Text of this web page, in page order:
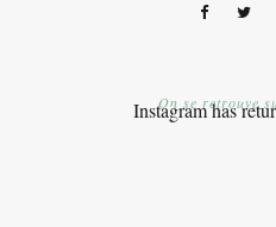
Instagram has
On se retrouve